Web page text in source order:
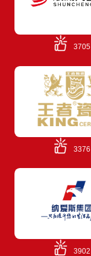
3705
3376
3902